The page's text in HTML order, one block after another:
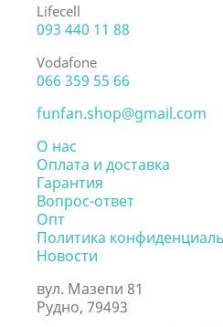
Lifecell
093 440 11 88
Vodafone
066 359 55 66
funfan.shop@gmail.com
О нас
Оплата и доставка
Гарантия
Вопрос-ответ
Опт
Политика
Новости
вул. Мазепи 81
Рудно, 79493